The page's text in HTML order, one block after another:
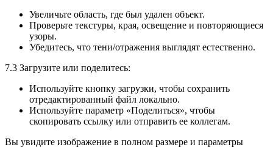
Увеличьте область, где был удален объект.
Проверьте текстуры, края, освещение и повторяющиеся
узоры.
Убедитесь, что тени/отражения выглядят естественно.
7.3 Загрузите или поделитесь:
Используйте кнопку загрузки, чтобы сохранить
отредактированный файл локально.
Используйте параметр «Поделиться», чтобы
скопировать ссылку или отправить ее коллегам.
Вы увидите изображение в полном размере и параметры